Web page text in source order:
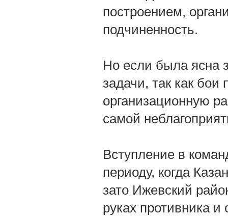
построением,
подчиненность.
Но если была ясна
задачи, так как
организационную
самой
Вступление в
периоду, когда
зато Ижевский
руках противника